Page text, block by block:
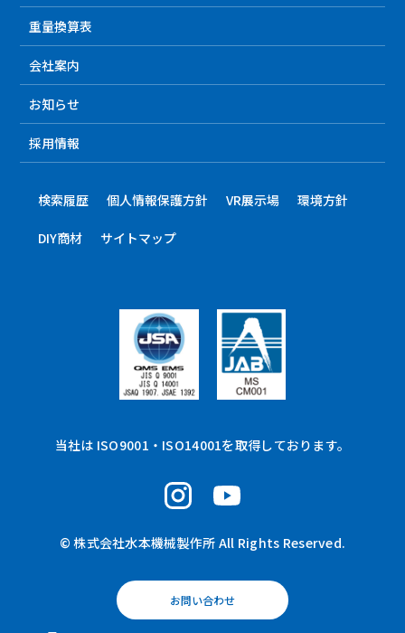
お問い合わせ
重量換算表
会社案内
お知らせ
採用情報
検索履歴 個人情報保護方針 VR展示場 環境方針
DIY商材 サイトマップ
当社は ISO9001・ISO14001を取得しております。
© 株式会社水本機械製作所 All Rights Reserved.